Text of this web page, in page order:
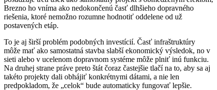
Brezno ho vníma ako nedokončenú časť dlhšieho dopravného
riešenia, ktoré nemožno rozumne hodnotiť oddelene od už
postavených etáp.
To je aj širší problém podobných investícií. Časť infraštruktúry
môže mať ako samostatná stavba slabší ekonomický výsledok, no v
sieti alebo v ucelenom dopravnom systéme môže plniť inú funkciu.
Na druhej strane práve preto štát čoraz častejšie tlačí na to, aby sa aj
takéto projekty dali obhájiť konkrétnymi dátami, a nie len
predpokladom, že „celok“ bude automaticky fungovať lepšie.